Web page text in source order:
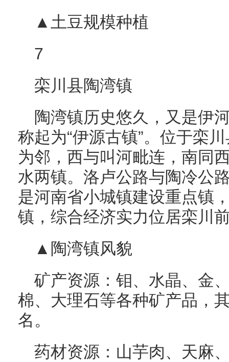
▲土豆规模种植
7
栾川县陶湾镇
陶湾镇历史悠久，又是伊
称起为“伊源古镇”。位于栾
为邻，西与叫河毗连，南同
水两镇。洛卢公路与陶冷公
是河南省小城镇建设重点镇
镇，综合经济实力位居栾川
▲陶湾镇风貌
矿产资源：钼、水晶、金
棉、大理石等各种矿产品，
名。
药材资源：山芋肉、天麻